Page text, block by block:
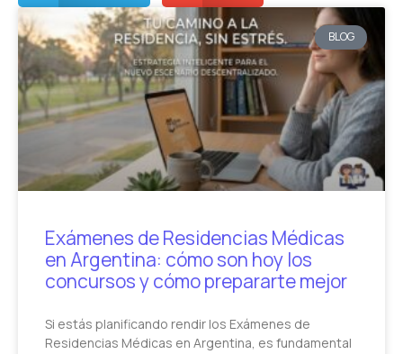
BLOG
Exámenes de Residencias Médicas
en Argentina: cómo son hoy los
concursos y cómo prepararte mejor
Si estás planificando rendir los Exámenes de
Residencias Médicas en Argentina, es fundamental